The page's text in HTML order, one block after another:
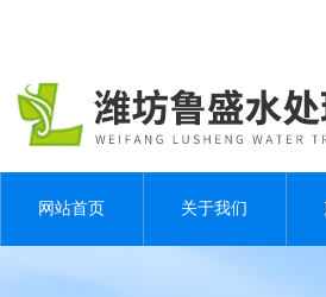
网站首页 关于我们